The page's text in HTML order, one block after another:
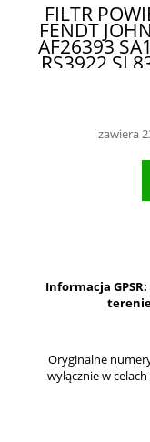
FILTR
FENDT
AF26393
RS3922
DO
zawiera
Informacja
terenie
Oryginalne
wyłącznie w